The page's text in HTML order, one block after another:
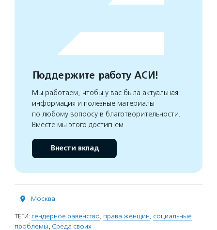
Поддержите работу АСИ!
Мы работаем, чтобы у вас была актуальная
информация и полезные материалы
по любому вопросу в благотворительности.
Вместе мы этого достигнем
Внести вклад
Москва
ТЕГИ: гендерное равенство, права женщин, социальные
проблемы, Среда своих